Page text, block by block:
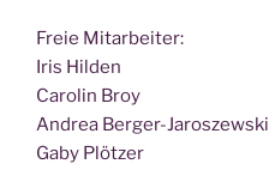
Freie Mit­ar­bei­ter:
Iris Hilden
Caro­lin Broy
Andrea Berger-Jaroszewski
Gaby Plötzer